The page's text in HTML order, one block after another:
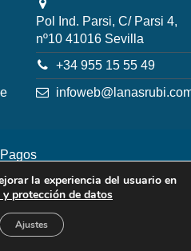
Pol Ind. Parsi, C/ Parsi 4,
nº10 41016 Sevilla
+34 955 15 55 49
la experiencia del usuario en
protección de datos
Ajustes